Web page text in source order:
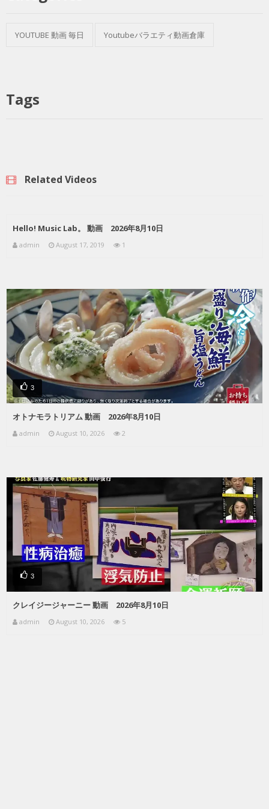
YOUTUBE 動画 毎日 Youtubeバラエティ動画倉庫
Tags
Related Videos
Hello! Music Lab。 動画 2026年8月10日
admin August 17, 2019 1
3
オトナモラトリアム 動画 2026年8月10日
admin August 10, 2026 2
3
クレイジージャーニー 動画 2026年8月10日
admin August 10, 2026 5